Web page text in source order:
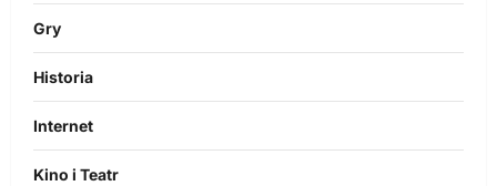
Gry
Historia
Internet
Kino i Teatr